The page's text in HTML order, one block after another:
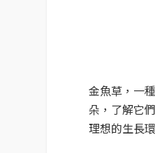
金魚草，一
朵，了解它
理想的生長